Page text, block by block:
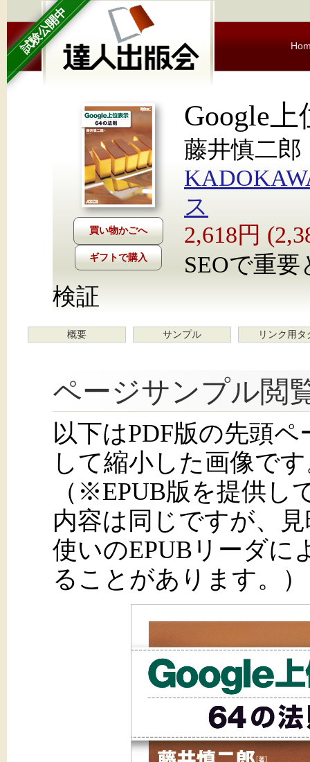
試験公開中
ギフトで購入
Google
藤井慎二郎
ス
2,618円
SEOで重
検証
概要 サンプル リンク用タ
ページサンプル閲
以下はPDF版の先頭
して縮小した画像で
（※EPUB版を提供し
内容は同じですが、
使いのEPUBリーダに
ることがあります。）